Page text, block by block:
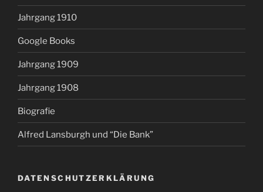
Jahrgang 1910
Google Books
Jahrgang 1909
Jahrgang 1908
Biografie
Alfred Lansburgh und “Die Bank”
DATENSCHUTZERKLÄRUNG